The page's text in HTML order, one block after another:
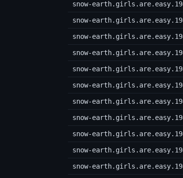
snow-
snow-
snow-
snow-
snow-
snow-
snow-
snow-
snow-
snow-
snow-